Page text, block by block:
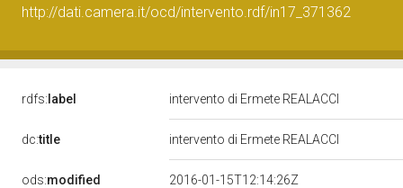
http://dati.camera.it/ocd/intervento.rdf/in17_371362
rdfs: label intervento di Ermete REALACCI
dc:title intervento di Ermete REALACCI
ods:modified 2016-01-15T12:14:26Z